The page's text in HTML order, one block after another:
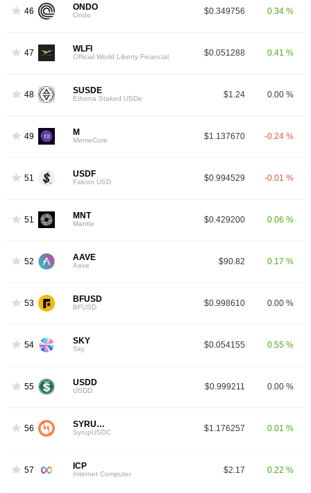
46 ONDO
Ondo $0.349756 0.34 %
47 WLFI
Official World Liberty Financial $0.051288 0.41 %
48 SUSDE
Ethena Staked USDe $1.24 0.00 %
49 M
MemeCore $1.137670 -0.24 %
51 USDF
Falcon USD $0.994529 -0.01 %
51 MNT
Mantle $0.429200 0.06 %
52 AAVE
Aave $90.82 0.17 %
53 BFUSD
BFUSD $0.998610 0.00 %
54 SKY
Sky $0.054155 0.55 %
55 USDD
USDD $0.999211 0.00 %
56 SYRUPUSDC
SyrupUSDC $1.176257 0.01 %
57 ICP
Internet Computer $2.17 0.22 %